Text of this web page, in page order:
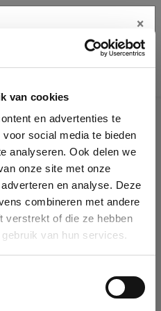
van cookies
en advertenties te
social media te bieden
analyseren. Ook delen we
onze site met onze
en analyse. Deze
combineren met andere
verstrekt of die ze hebben
van hun services.
details
by name, VAT or
selected it will auto-complete the
in our database, you can create
×